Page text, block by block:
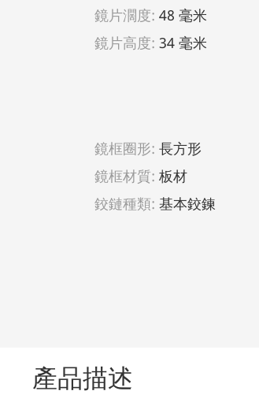
鏡片濶度: 48 毫米
鏡片高度: 34 毫米
鏡框圈形: 長方形
鏡框材質: 板材
鉸鏈種類: 基本鉸鍊
產品描述